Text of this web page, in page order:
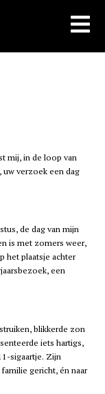
mij, in de loop van
verzoek een dag
de dag van mijn
is met zomers weer,
het plaatsje achter
een
blikkerde zon
iets hartigs,
sigaartje. Zijn
gericht, én naar